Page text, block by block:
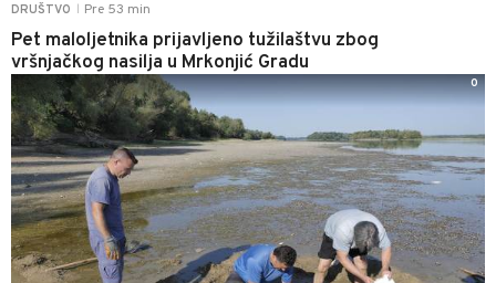
DRUŠTVO Pre 53 min
Pet maloljetnika prijavljeno tužilaštvu zbog
vršnjačkog nasilja u Mrkonjić Gradu
0